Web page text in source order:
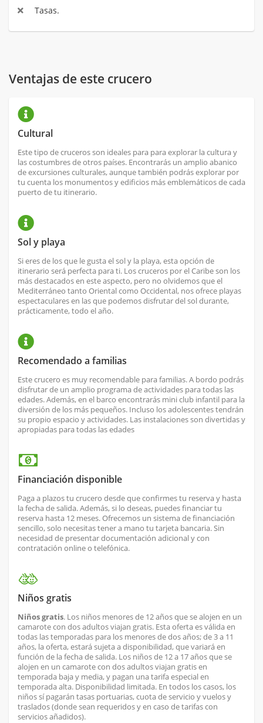
Tasas.
Ventajas de este crucero
Cultural
Este tipo de cruceros son ideales para para explorar la cultura y
las costumbres de otros países. Encontrarás un amplio abanico
de excursiones culturales, aunque también podrás explorar por
tu cuenta los monumentos y edificios más emblemáticos de cada
puerto de tu itinerario.
Sol y playa
Si eres de los que le gusta el sol y la playa, esta opción de
itinerario será perfecta para ti. Los cruceros por el Caribe son los
más destacados en este aspecto, pero no olvidemos que el
Mediterráneo tanto Oriental como Occidental, nos ofrece playas
espectaculares en las que podemos disfrutar del sol durante,
prácticamente, todo el año.
Recomendado a familias
Este crucero es muy recomendable para familias. A bordo podrás
disfrutar de un amplio programa de actividades para todas las
edades. Además, en el barco encontrarás mini club infantil para la
diversión de los más pequeños. Incluso los adolescentes tendrán
su propio espacio y actividades. Las instalaciones son divertidas y
apropiadas para todas las edades
Financiación disponible
Paga a plazos tu crucero desde que confirmes tu reserva y hasta
la fecha de salida. Además, si lo deseas, puedes financiar tu
reserva hasta 12 meses. Ofrecemos un sistema de financiación
sencillo, solo necesitas tener a mano tu tarjeta bancaria. Sin
necesidad de presentar documentación adicional y con
contratación online o telefónica.
Niños gratis
Niños gratis. Los niños menores de 12 años que se alojen en un
camarote con dos adultos viajan gratis. Esta oferta es válida en
todas las temporadas para los menores de dos años; de 3 a 11
años, la oferta, estará sujeta a disponibilidad, que variará en
función de la fecha de salida. Los niños de 12 a 17 años que se
alojen en un camarote con dos adultos viajan gratis en
temporada baja y media, y pagan una tarifa especial en
temporada alta. Disponibilidad limitada. En todos los casos, los
niños sí pagarán tasas portuarias, cuota de servicio y vuelos y
traslados (donde sean requeridos y en caso de tarifas con
servicios añadidos).